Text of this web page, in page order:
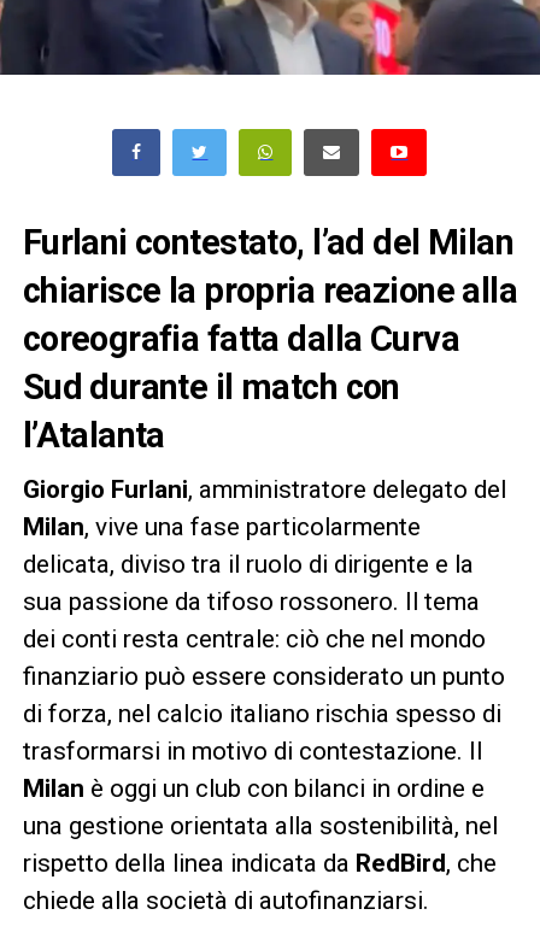
Furlani contestato, l’ad del Milan
chiarisce la propria reazione alla
coreografia fatta dalla Curva
Sud durante il match con
l’Atalanta
Giorgio Furlani, amministratore delegato del
Milan, vive una fase particolarmente
delicata, diviso tra il ruolo di dirigente e la
sua passione da tifoso rossonero. Il tema
dei conti resta centrale: ciò che nel mondo
finanziario può essere considerato un punto
di forza, nel calcio italiano rischia spesso di
trasformarsi in motivo di contestazione. Il
Milan è oggi un club con bilanci in ordine e
una gestione orientata alla sostenibilità, nel
rispetto della linea indicata da RedBird, che
chiede alla società di autofinanziarsi.